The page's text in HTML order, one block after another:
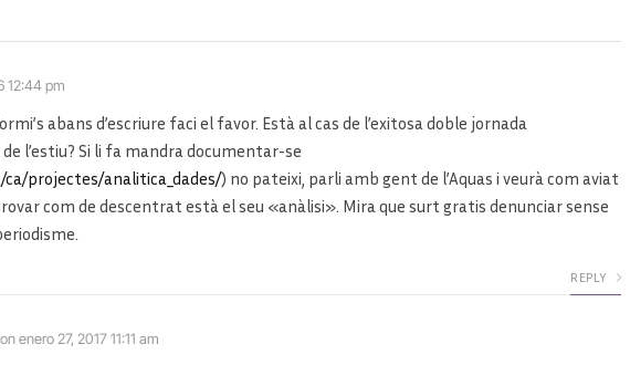
12:44 pm
abans d’escriure faci el favor. Està al cas de l’exitosa doble jornada
l’estiu? Si li fa mandra documentar-se
projectes/analitica_dades/) no pateixi, parli amb gent de l’Aquas i veurà com aviat
com de descentrat està el seu «anàlisi». Mira que surt gratis denunciar sense
REPLY
onenero 27, 2017 11:11 am